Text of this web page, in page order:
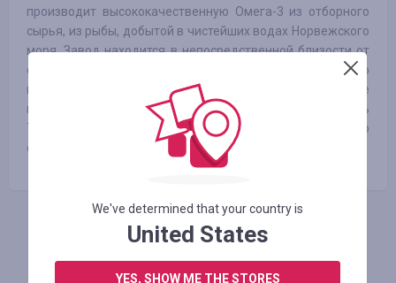
производит высококачественную Омега-3 из отборного
сырья, из рыбы, добытой в чистейших водах Норвежского
моря. Завод находится в непосредственной близости от
станции сбора улова в городе Ролвсой (Норвегия), это
позволяет производить готовый продукт в течение
нескольких часов после вылова, минимизируя уровень
TOTOX* и сохраняя все полезные свойства свежего
сырья.
АВТОРИЗУЙТЕСЬ, ЩОБ ЗАЛИШИТИ ВІДГУК
We've determined that your country is
United States
YES, SHOW ME THE STORES